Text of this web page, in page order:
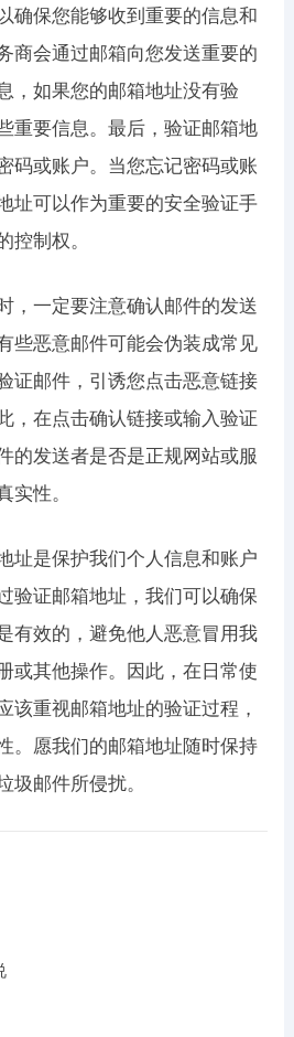
确保您能够收到重要的信息和
商会通过邮箱向您发送重要的
，如果您的邮箱地址没有验
重要信息。最后，验证邮箱地
码或账户。当您忘记密码或账
址可以作为重要的安全验证手
控制权。
，一定要注意确认邮件的发送
些恶意邮件可能会伪装成常见
证邮件，引诱您点击恶意链接
，在点击确认链接或输入验证
的发送者是否是正规网站或服
实性。
址是保护我们个人信息和账户
验证邮箱地址，我们可以确保
有效的，避免他人恶意冒用我
或其他操作。因此，在日常使
该重视邮箱地址的验证过程，
。愿我们的邮箱地址随时保持
圾邮件所侵扰。